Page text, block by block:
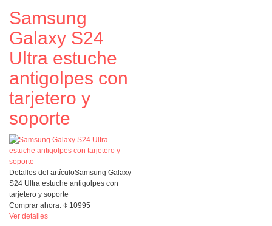
Samsung
Galaxy S24
Ultra estuche
antigolpes con
tarjetero y
soporte
Detalles del artículoSamsung Galaxy
S24 Ultra estuche antigolpes con
tarjetero y soporte
Comprar ahora: ¢ 10995
Ver detalles